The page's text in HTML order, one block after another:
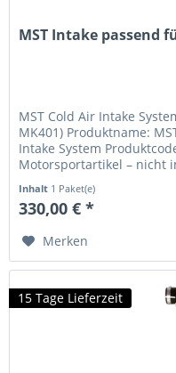
MST Intake passend
MST Cold Air Intake
MK401) Produktname:
Intake System
Motorsportartikel – nicht
Inhalt 1 Paket(e)
330,00 € *
Merken
15 Tage Lieferzeit